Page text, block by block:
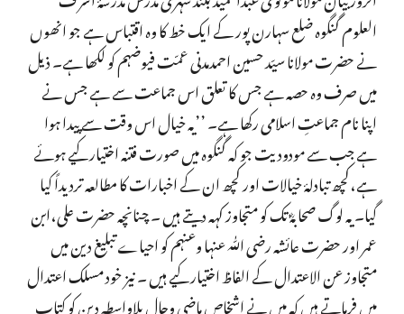
العلوم گنگوہ ضلع سہارن پور کے ایک خط کا وہ اقتباس ہے جو انھوں
نے حضرت مولانا سیّد حسین احمدمدنی عمّت فیوضہم کو لکھا ہے۔ ذیل
میں صرف وہ حصہ ہے جس کا تعلق اس جماعت سے ہے جس نے
اپنا نام جماعتِ اسلامی رکھا ہے۔ ’’یہ خیال اس وقت سے پیدا ہوا
ہے جب سے مودودیت جو کہ گنگوہ میں صورت فتنہ اختیار کیے ہوئے
ہے،کچھ تبادلۂ خیالات اور کچھ ان کے اخبارات کا مطالعہ تردیداً کیا
گیا۔ یہ لوگ صحابہؓ تک کو متجاوز کہہ دیتے ہیں ۔ چنانچہ حضرت علی،ابن
عمر اور حضرت عائشہ رضی اللّٰہ عنہا وعنہم کو احیاے تبلیغ دین میں
متجاوز عن الاعتدال کے الفاظ اختیار کیے ہیں ۔ نیز خود مسلک اعتدال
میں فرماتے ہیں کہ میں نے اشخاص ماضی وحال بلاواسطہ دین کو کتاب